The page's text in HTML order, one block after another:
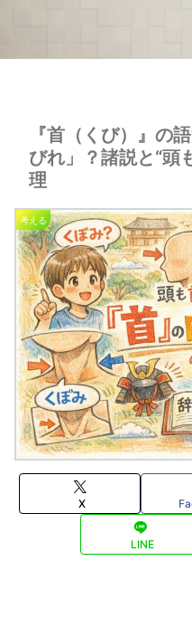
『首（くび）』の
びれ」？諸説と“頭
理
考える
X
LINE